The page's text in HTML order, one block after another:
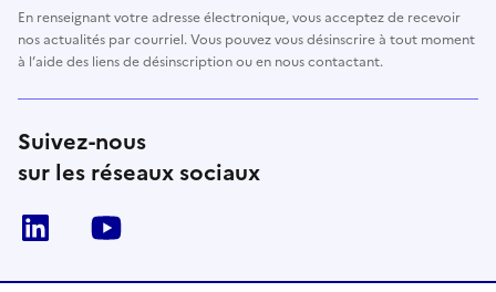
En renseignant votre adresse électronique, vous acceptez de recevoir
nos actualités par courriel. Vous pouvez vous désinscrire à tout moment
à l’aide des liens de désinscription ou en nous contactant.
Suivez-nous
sur les réseaux sociaux
LinkedIn